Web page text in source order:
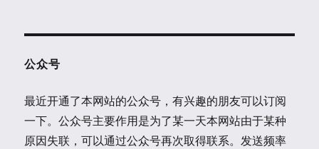
公众号
最近开通了本网站的公众号，有兴趣的朋友可以订阅
一下。公众号主要作用是为了某一天本网站由于某种
原因失联，可以通过公众号再次取得联系。发送频率